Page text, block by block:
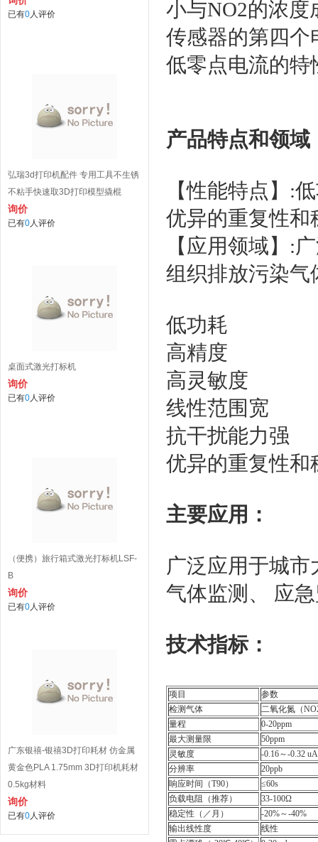
已有0人评价
弘瑞3d打印机配件 专用工具不生锈
不粘手快速取3D打印模型撬棍
询价
已有0人评价
桌面式激光打标机
询价
已有0人评价
（便携）旅行箱式激光打标机LSF-
B
询价
已有0人评价
广东银禧-银禧3D打印耗材 仿金属
黄金色PLA 1.75mm 3D打印机耗材
0.5kg材料
询价
已有0人评价
小与NO2的浓度
传感器的第四个
低零点电流的特
产品特点和领域
【性能特点】:
优异的重复性
【应用领域】:
组织排放污染气
低功耗
高精度
高灵敏度
线性范围宽
抗干扰能力强
优异的重复性和
主要应用：
广泛应用于城
气体监测、 应
技术指标：
项目
参数
检测气体
二氧化氮（
量程
0-20ppm
最大测量限
50ppm
灵敏度
-0.16～-0.32
分辨率
20ppb
响应时间（T90）
≤60s
负载电阻（推荐）
33-100Ω
稳定性（／月）
-20%～-40%
输出线性度
线性